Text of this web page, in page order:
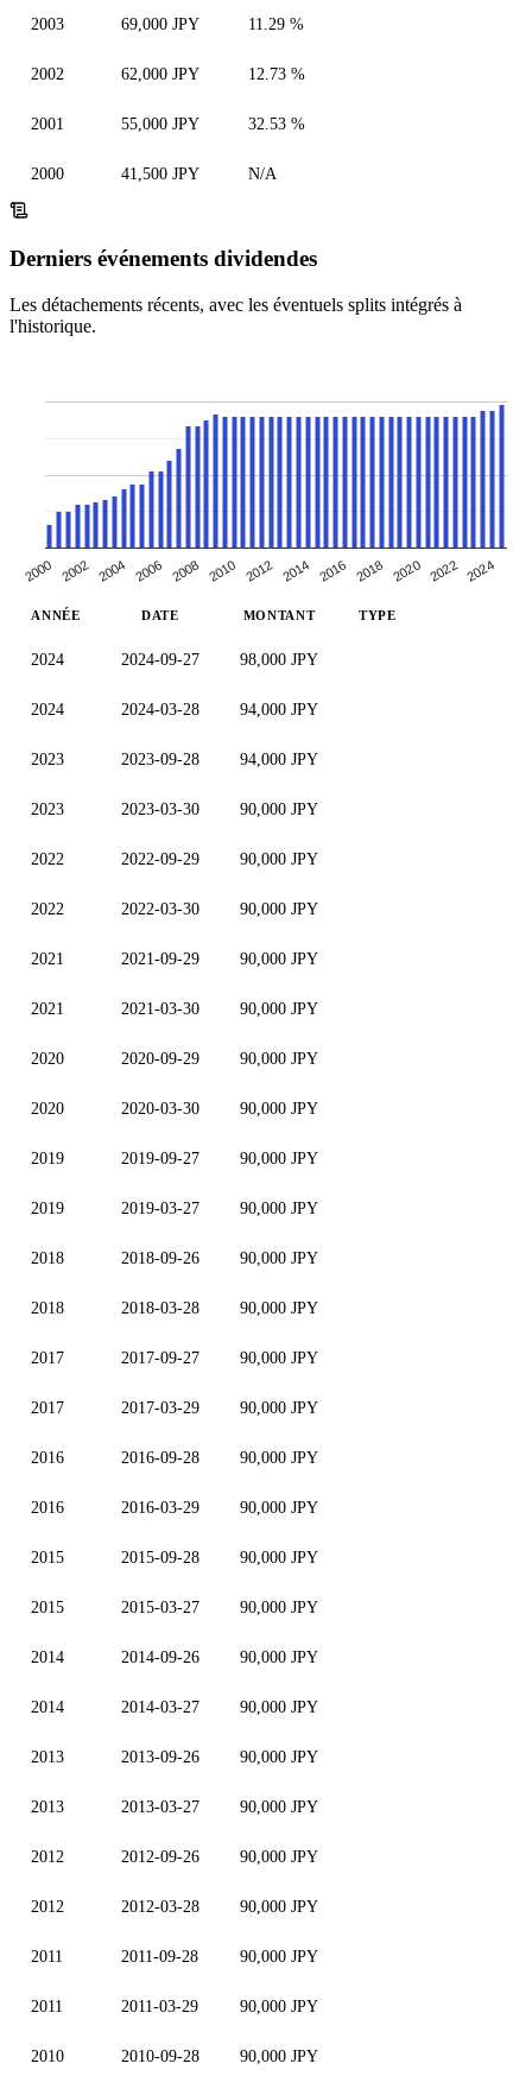
2003 69,000 JPY 11.29 %
2002 62,000 JPY 12.73 %
2001 55,000 JPY 32.53 %
2000 41,500 JPY N/A
Derniers événements dividendes
Les détachements récents, avec les éventuels splits intégrés à
l'historique.
2000 2002 2004 2006 2008 2010 2012 2014 2016 2018 2020 2022 2024
ANNÉE DATE MONTANT TYPE
2024 2024-09-27 98,000 JPY
2024 2024-03-28 94,000 JPY
2023 2023-09-28 94,000 JPY
2023 2023-03-30 90,000 JPY
2022 2022-09-29 90,000 JPY
2022 2022-03-30 90,000 JPY
2021 2021-09-29 90,000 JPY
2021 2021-03-30 90,000 JPY
2020 2020-09-29 90,000 JPY
2020 2020-03-30 90,000 JPY
2019 2019-09-27 90,000 JPY
2019 2019-03-27 90,000 JPY
2018 2018-09-26 90,000 JPY
2018 2018-03-28 90,000 JPY
2017 2017-09-27 90,000 JPY
2017 2017-03-29 90,000 JPY
2016 2016-09-28 90,000 JPY
2016 2016-03-29 90,000 JPY
2015 2015-09-28 90,000 JPY
2015 2015-03-27 90,000 JPY
2014 2014-09-26 90,000 JPY
2014 2014-03-27 90,000 JPY
2013 2013-09-26 90,000 JPY
2013 2013-03-27 90,000 JPY
2012 2012-09-26 90,000 JPY
2012 2012-03-28 90,000 JPY
2011 2011-09-28 90,000 JPY
2011 2011-03-29 90,000 JPY
2010 2010-09-28 90,000 JPY